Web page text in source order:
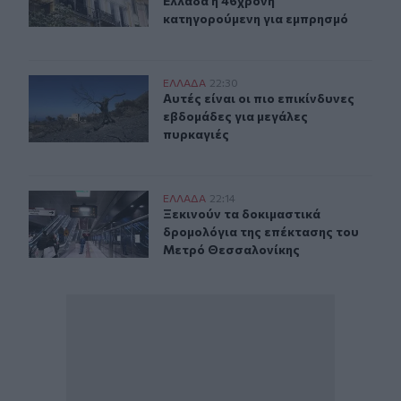
κατηγορούμενη για εμπρησμό
Αυτές είναι οι πιο επικίνδυνες εβδομάδες για μεγάλες
ΕΛΛAΔΑ 22:30
Αυτές είναι οι πιο επικίνδυνες
Αυτές είναι οι πιο επικίνδυνες
εβδομάδες για μεγάλες
πυρκαγιές
Ξεκινούν τα δοκιμαστικά δρομολόγια της επέκτασης
ΕΛΛAΔΑ 22:14
Ξεκινούν τα δοκιμαστικά
Ξεκινούν τα δοκιμαστικά
δρομολόγια της επέκτασης του
Μετρό Θεσσαλονίκης